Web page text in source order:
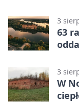
3
63
3
W